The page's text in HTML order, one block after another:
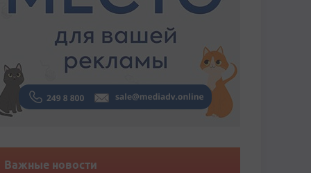
Важные новости